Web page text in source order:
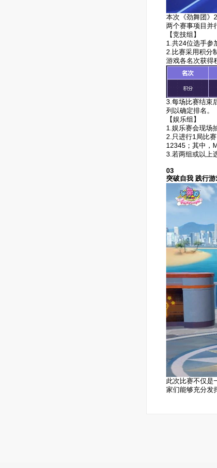
本次《劲舞团》
两个赛事项目并
【竞技组】
1.共24位选手参
2.比赛采用积分
游戏各名次获得
3.每场比赛结束
列以确定排名。
【娱乐组】
1.娱乐赛会现场
2.只进行1局比
12345；其中，
3.若两组或以上
03
突破自我 践行
此次比赛不仅是
家们能够充分发